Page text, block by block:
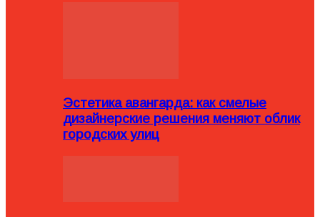
Эстетика авангарда: как смелые
дизайнерские решения меняют облик
городских улиц